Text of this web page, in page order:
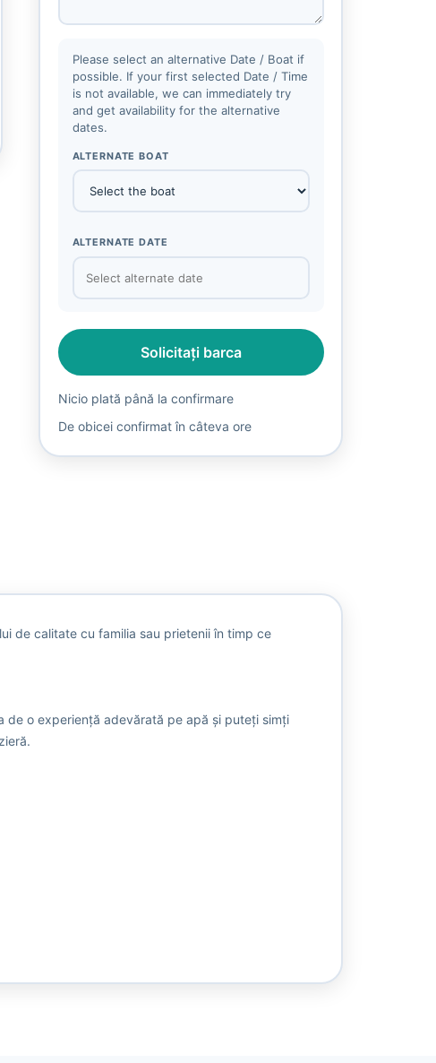
Please select an alternative Date / Boat if
possible. If your first selected Date / Time
is not available, we can immediately try
and get availability for the alternative
dates.
ALTERNATE BOAT
ALTERNATE DATE
Solicitați barca
Nicio plată până la confirmare
De obicei confirmat în câteva ore
de calitate cu familia sau prietenii în timp ce
de o experiență adevărată pe apă și puteți simți